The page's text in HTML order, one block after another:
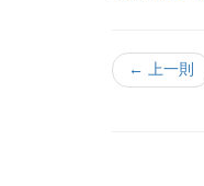
← 上一則